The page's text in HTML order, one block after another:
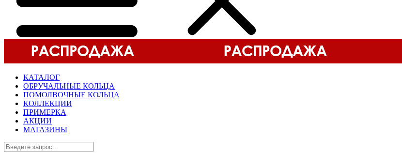
КАТАЛОГ
ОБРУЧАЛЬНЫЕ КОЛЬЦА
ПОМОЛВОЧНЫЕ КОЛЬЦА
КОЛЛЕКЦИИ
ПРИМЕРКА
АКЦИИ
МАГАЗИНЫ